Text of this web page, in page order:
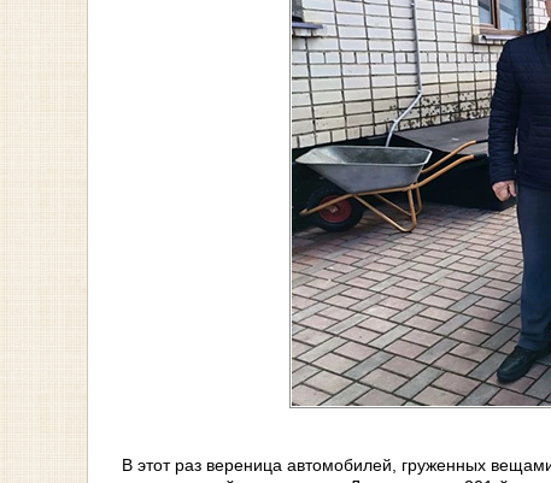
В этот раз вереница автомобилей, груженных